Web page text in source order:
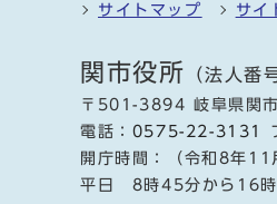
サイトマップ サイ
関市役所 （法人
〒501-3894 岐阜県関
電話： 0575-22-3131
開庁時間：（令和8年
平日 8時45分から16